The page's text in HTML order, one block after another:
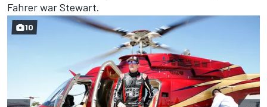
Fahrer war Stewart.
10